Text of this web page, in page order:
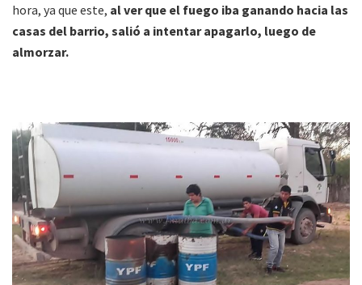
hora, ya que este, al ver que el fuego iba ganando hacia las
casas del barrio, salió a intentar apagarlo, luego de
almorzar.